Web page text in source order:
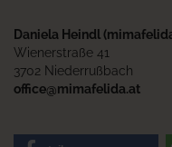
Daniela Heindl
Wienerstraße 41
3702 Niederrußbach
office@mimafelida.at